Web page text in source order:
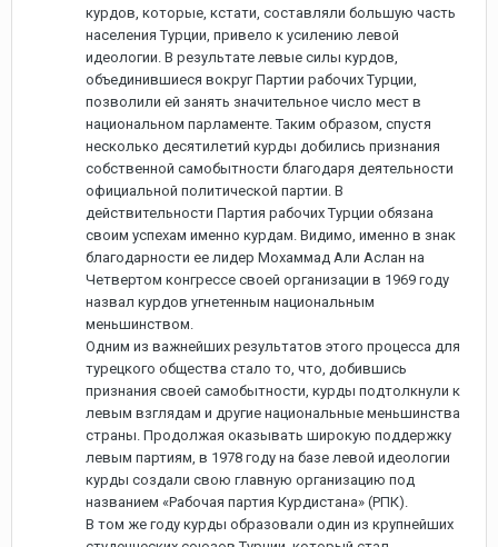
курдов, которые, кстати, составляли большую часть
населения Турции, привело к усилению левой
идеологии. В результате левые силы курдов,
объединившиеся вокруг Партии рабочих Турции,
позволили ей занять значительное число мест в
национальном парламенте. Таким образом, спустя
несколько десятилетий курды добились признания
собственной самобытности благодаря деятельности
официальной политической партии. В
действительности Партия рабочих Турции обязана
своим успехам именно курдам. Видимо, именно в знак
благодарности ее лидер Мохаммад Али Аслан на
Четвертом конгрессе своей организации в 1969 году
назвал курдов угнетенным национальным
меньшинством.
Одним из важнейших результатов этого процесса для
турецкого общества стало то, что, добившись
признания своей самобытности, курды подтолкнули к
левым взглядам и другие национальные меньшинства
страны. Продолжая оказывать широкую поддержку
левым партиям, в 1978 году на базе левой идеологии
курды создали свою главную организацию под
названием «Рабочая партия Курдистана» (РПК).
В том же году курды образовали один из крупнейших